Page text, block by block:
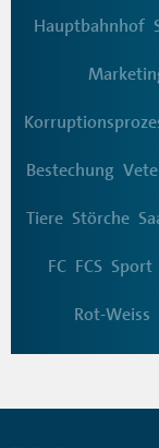
Hauptbahnhof
Bestechung
Tiere Störche
FC FCS Sport
Rot-Weiss